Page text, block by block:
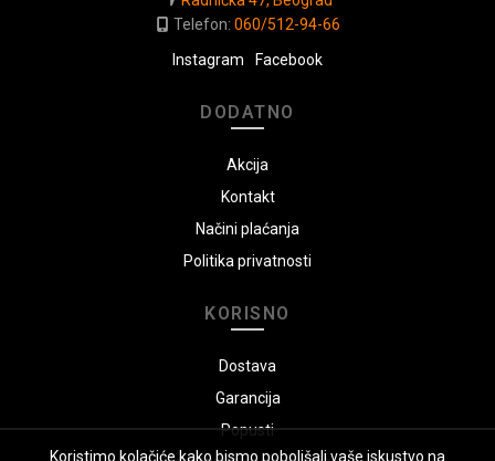
Telefon: 060/512-94-66
Instagram
Facebook
DODATNO
Akcija
Kontakt
Načini plaćanja
Politika privatnosti
KORISNO
Dostava
Garancija
Popusti
Koristimo kolačiće kako bismo poboljšali vaše iskustvo na